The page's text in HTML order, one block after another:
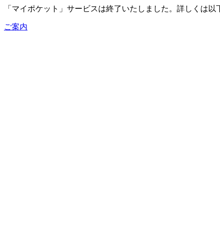
「マイポケット」サービスは終了いたしました。詳しくは
ご案内